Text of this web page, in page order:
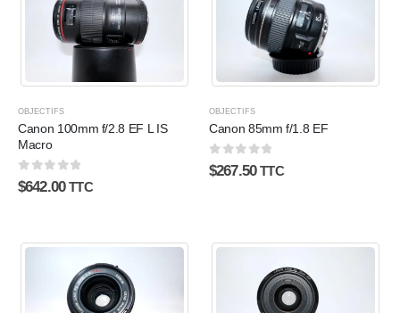
OBJECTIFS
Canon 100mm f/2.8 EF L IS
Macro
0sur 5
$642.00 TTC
OBJECTIFS
Canon 85mm f/1.8 EF
0sur 5
$267.50 TTC